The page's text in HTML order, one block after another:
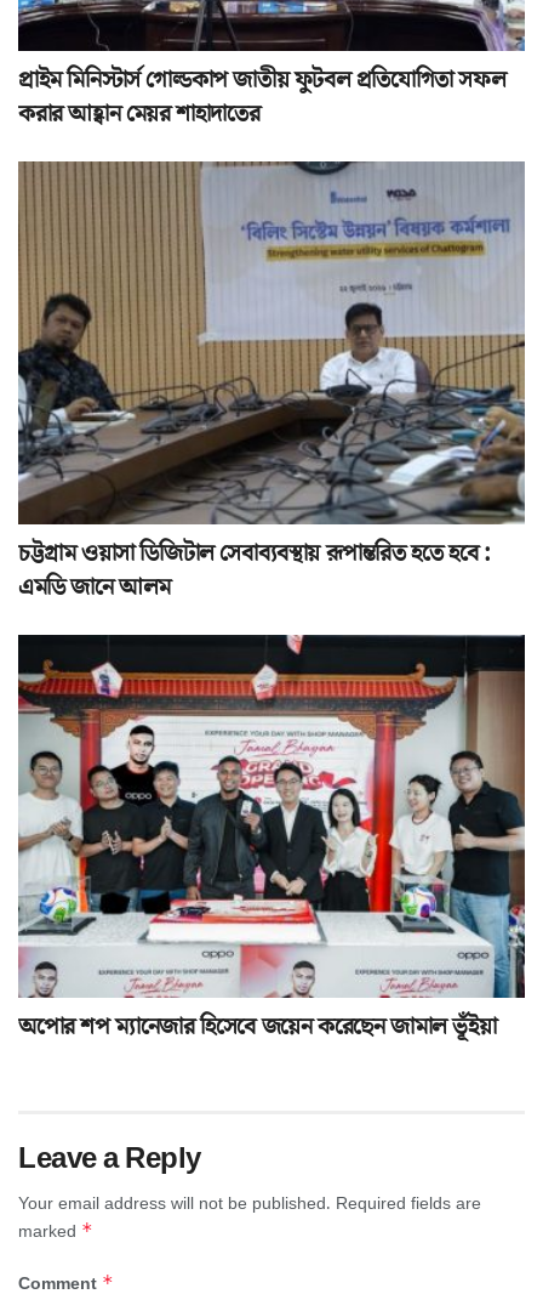
প্রাইম মিনিস্টার্স গোল্ডকাপ জাতীয় ফুটবল প্রতিযোগিতা সফল
করার আহ্বান মেয়র শাহাদাতের
চট্টগ্রাম ওয়াসা ডিজিটাল সেবাব্যবস্থায় রূপান্তরিত হতে হবে :
এমডি জানে আলম
অপোর শপ ম্যানেজার হিসেবে জয়েন করেছেন জামাল ভূঁইয়া
Leave a Reply
Your email address will not be published. Required fields are
marked *
Comment *